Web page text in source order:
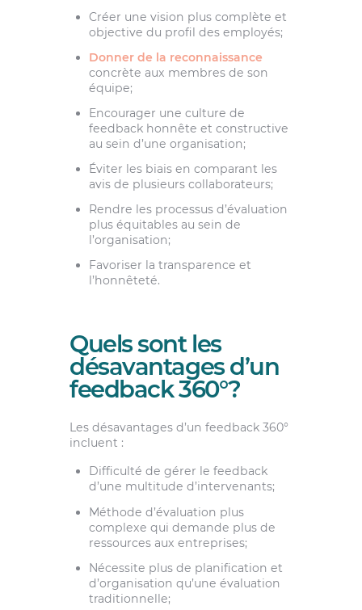
Créer une vision plus complète et
objective du profil des employés;
Donner de la reconnaissance
concrète aux membres de son
équipe;
Encourager une culture de
feedback honnête et constructive
au sein d’une organisation;
Éviter les biais en comparant les
avis de plusieurs collaborateurs;
Rendre les processus d’évaluation
plus équitables au sein de
l’organisation;
Favoriser la transparence et
l’honnêteté.
Quels sont les
désavantages d’un
feedback 360°?
Les désavantages d’un feedback 360°
incluent :
Difficulté de gérer le feedback
d’une multitude d’intervenants;
Méthode d’évaluation plus
complexe qui demande plus de
ressources aux entreprises;
Nécessite plus de planification et
d’organisation qu’une évaluation
traditionnelle;